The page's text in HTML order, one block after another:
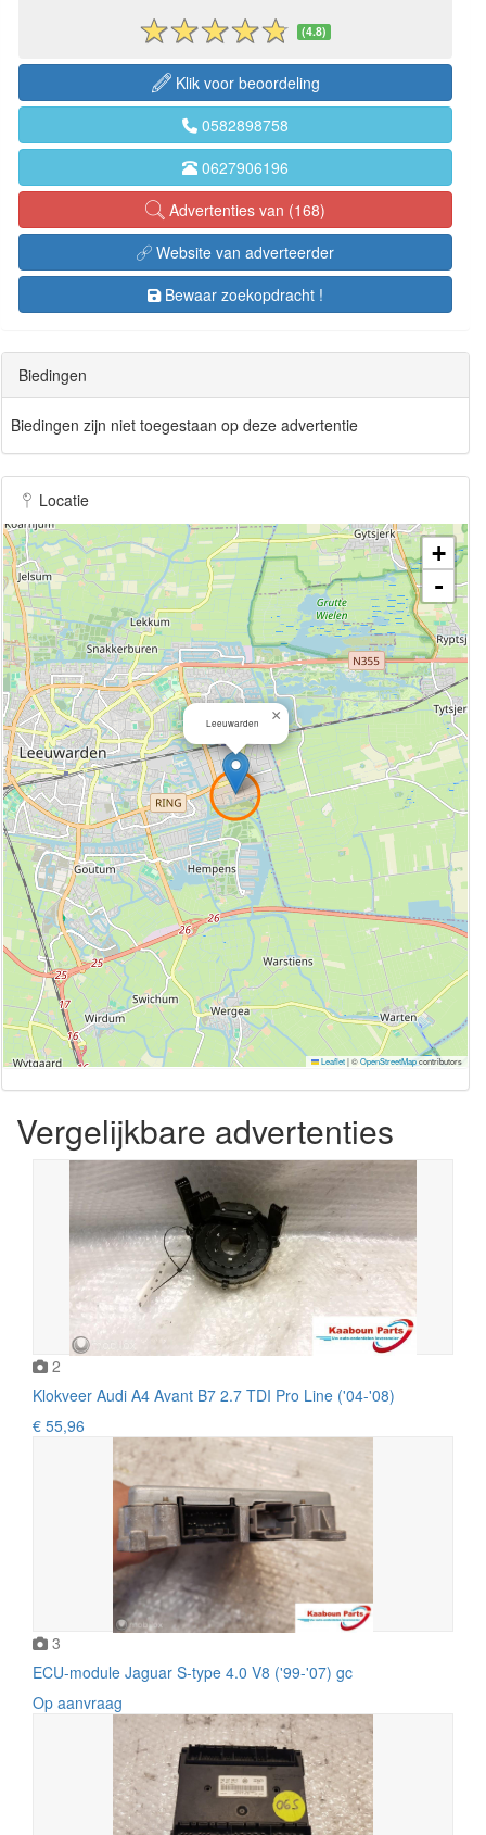
(4.8)
Klik voor beoordeling
0582898758
0627906196
Advertenties van (168)
Website van adverteerder
Bewaar zoekopdracht !
Biedingen
Biedingen zijn niet toegestaan op deze advertentie
Locatie
Leeuwarden ×
+
-
Leaflet|©OpenStreetMapcontributors
Vergelijkbare advertenties
2
Klokveer Audi A4 Avant B7 2.7 TDI Pro Line ('04-'08)
€ 55,96
3
ECU-module Jaguar S-type 4.0 V8 ('99-'07) gc
Op aanvraag